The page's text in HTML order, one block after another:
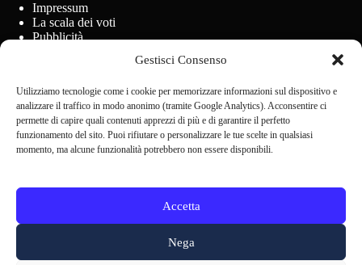
Gestisci Consenso
Utilizziamo tecnologie come i cookie per memorizzare informazioni sul dispositivo e
analizzare il traffico in modo anonimo (tramite Google Analytics). Acconsentire ci
permette di capire quali contenuti apprezzi di più e di garantire il perfetto
funzionamento del sito. Puoi rifiutare o personalizzare le tue scelte in qualsiasi
momento, ma alcune funzionalità potrebbero non essere disponibili.
Accetta
Nega
Impressum
La scala dei voti
Pubblicità
Contact us
Scrivi alla redazione